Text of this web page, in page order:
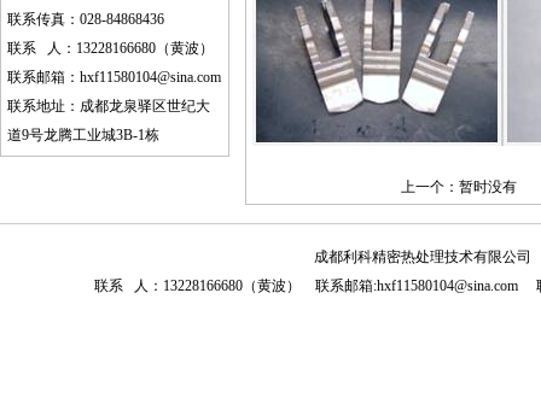
联系传真：028-84868436
联系 人：13228166680（黄波）
联系邮箱： hxf11580104@sina.com
联系地址：成都龙泉驿区世纪大
道9号龙腾工业城3B-1栋
上一个：暂时没有
成都利科精密热处理技术有限公司
联系 人：13228166680（黄波） 联系邮箱:hxf11580104@sina.com